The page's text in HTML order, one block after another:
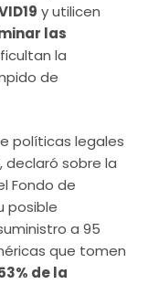
y utilicen
las
la
de
políticas legales
declaró sobre la
Fondo de
posible
a 95
que tomen
de la